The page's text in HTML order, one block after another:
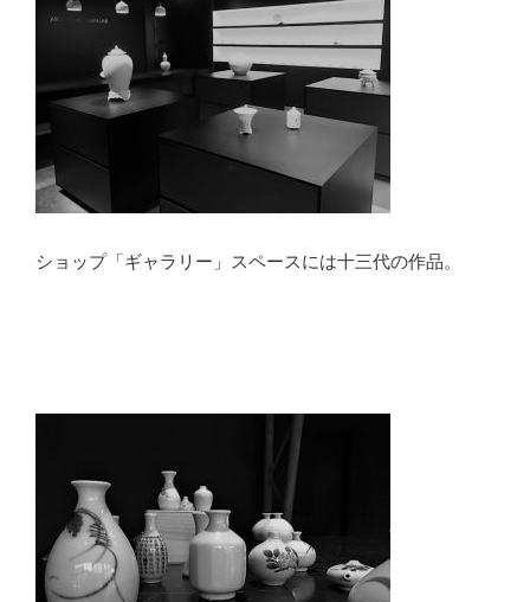
ショップ「ギャラリー」スペースには十三代の作品。